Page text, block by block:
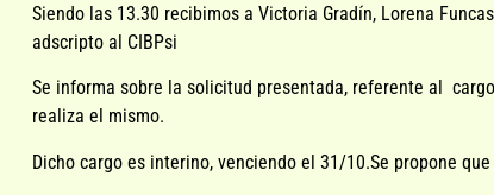
Siendo las 13.30 recibimos a Victoria Gradín, Lorena
adscripto al CIBPsi
Se informa sobre la solicitud presentada, referente al
realiza el mismo.
Dicho cargo es interino, venciendo el 31/10.Se propone